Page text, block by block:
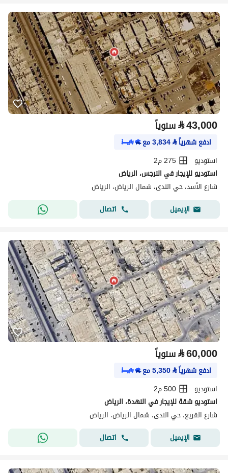
⃁43,000 سنوياً
ادفع شهرياً⃁
3,834مع
استوديو
275 م2
استوديو للإيجار في النرجس، الرياض
شارع الأسد، حي الندى، شمال الرياض، الرياض
الإيميل
اتصال
⃁60,000 سنوياً
ادفع شهرياً⃁
5,350مع
استوديو
500 م2
استوديو شقة للإيجار في النهدة، الرياض
شارع القريع، حي الندى، شمال الرياض، الرياض
الإيميل
اتصال